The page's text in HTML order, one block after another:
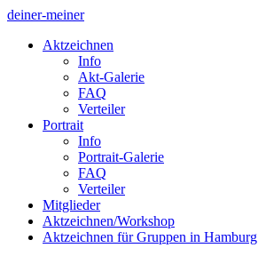
deiner-meiner
Aktzeichnen
Info
Akt-Galerie
FAQ
Verteiler
Portrait
Info
Portrait-Galerie
FAQ
Verteiler
Mitglieder
Aktzeichnen/Workshop
Aktzeichnen für Gruppen in Hamburg